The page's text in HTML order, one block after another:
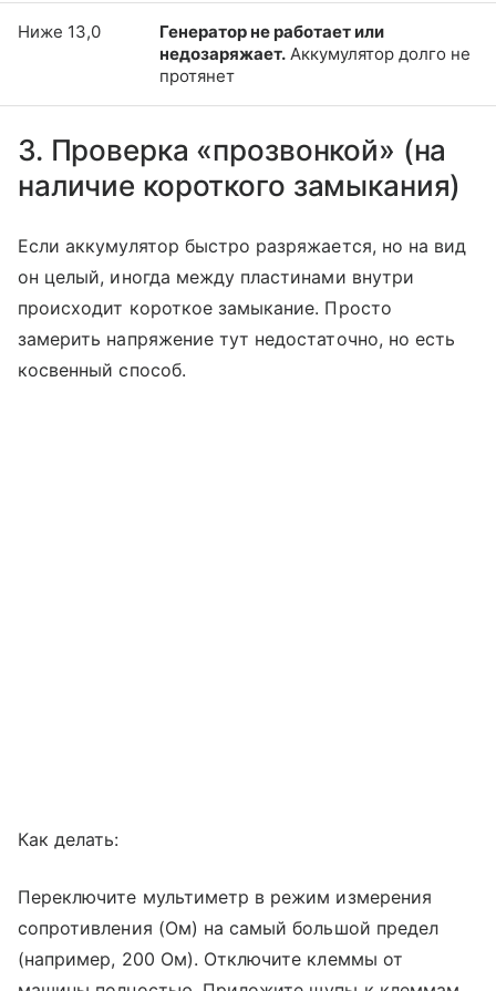
Ниже 13,0
Генератор не работает или
недозаряжает. Аккумулятор долго не
протянет
3. Проверка «прозвонкой» (на
наличие короткого замыкания)
Если аккумулятор быстро разряжается, но на вид
он целый, иногда между пластинами внутри
происходит короткое замыкание. Просто
замерить напряжение тут недостаточно, но есть
косвенный способ.
Как делать:
Переключите мультиметр в режим измерения
сопротивления (Ом) на самый большой предел
(например, 200 Ом). Отключите клеммы от